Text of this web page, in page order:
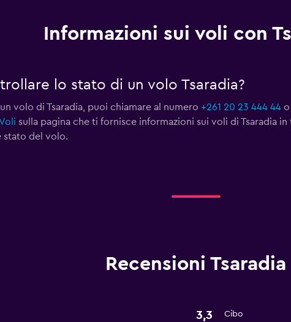
Informazioni sui voli con
lo stato di un volo Tsaradia?
volo di Tsaradia, puoi chiamare al numero +261 20 23 444 44o
sulla pagina che ti fornisce informazioni sui voli di Tsaradia
stato del volo.
Recensioni Tsaradia
3,3 Cibo